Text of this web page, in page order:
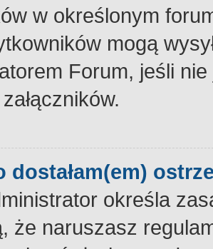
w określonym
mogą
Forum, jeśli
dostałam(em)
określa
że naruszasz